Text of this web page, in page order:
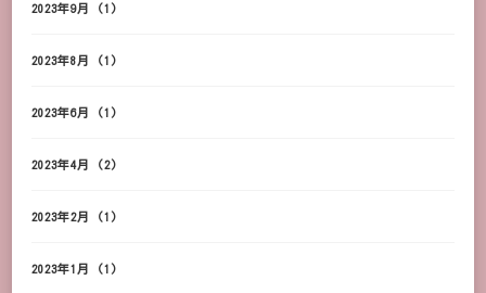
2023年9月 (1)
2023年8月 (1)
2023年6月 (1)
2023年4月 (2)
2023年2月 (1)
2023年1月 (1)